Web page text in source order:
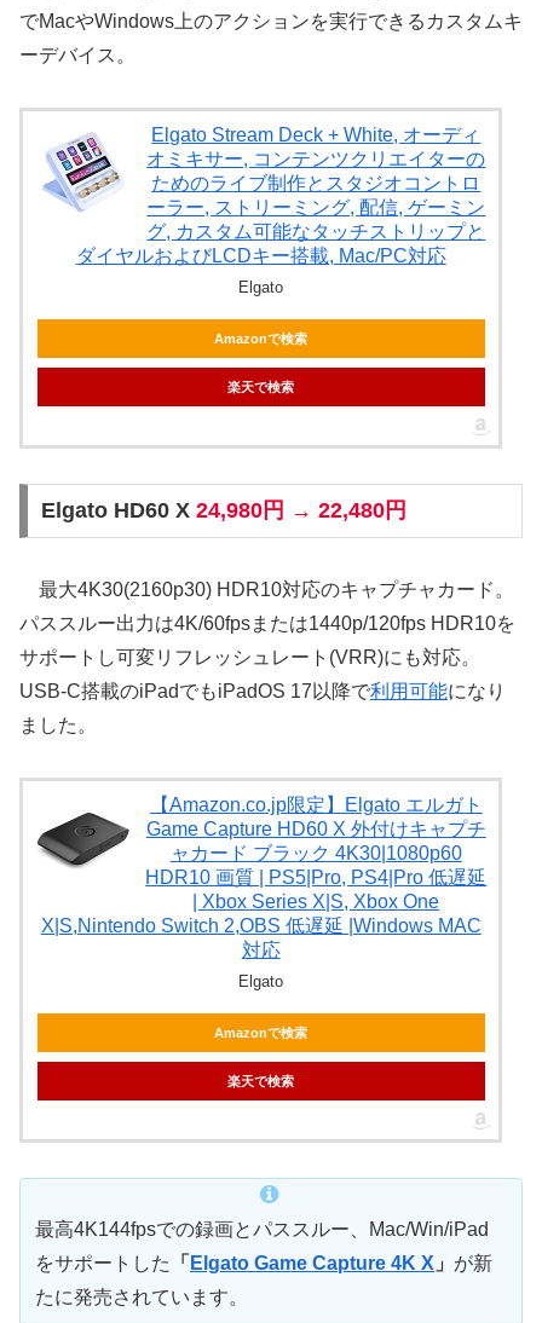
でMacやWindows上のアクションを実行できるカスタムキ
ーデバイス。
Elgato Stream Deck + White, オーディ
オミキサー, コンテンツクリエイターの
ためのライブ制作とスタジオコントロ
ーラー, ストリーミング, 配信, ゲーミン
グ, カスタム可能なタッチストリップと
ダイヤルおよびLCDキー搭載, Mac/PC対応
Elgato
Amazonで検索
楽天で検索
Elgato HD60 X 24,980円 → 22,480円
最大4K30(2160p30) HDR10対応のキャプチャカード。
パススルー出力は4K/60fpsまたは1440p/120fps HDR10を
サポートし可変リフレッシュレート(VRR)にも対応。
USB-C搭載のiPadでもiPadOS 17以降で利用可能になり
ました。
【Amazon.co.jp限定】Elgato エルガト
Game Capture HD60 X 外付けキャプチ
ャカード ブラック 4K30|1080p60
HDR10 画質 | PS5|Pro, PS4|Pro 低遅延
| Xbox Series X|S, Xbox One
X|S,Nintendo Switch 2,OBS 低遅延 |Windows MAC
対応
Elgato
Amazonで検索
楽天で検索
最高4K144fpsでの録画とパススルー、Mac/Win/iPad
をサポートした
「 Elgato Game Capture 4K X 」 が新
たに発売されています。